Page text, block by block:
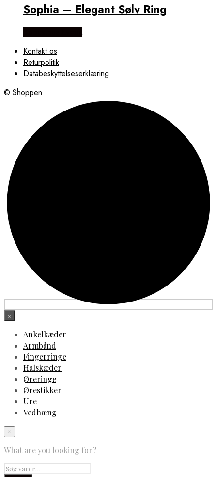
Sophia – Elegant Sølv Ring
Kontakt os
Returpolitik
Databeskyttelseserklæring
© Shoppen
×
Ankelkæder
Armbånd
Fingerringe
Halskæder
Øreringe
Ørestikker
Ure
Vedhæng
×
What are you looking for?